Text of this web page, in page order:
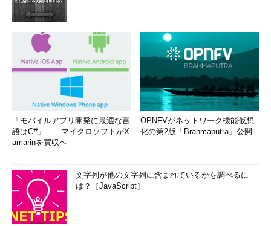
USB 2.0 Micro-AB（マイクロAB）のコネクター
USB 2.0 Mini-A（ミニA）
「モバイルアプリ開発に最適な言
語はC#」――マイクロソフトがX
amarinを買収へ
OPNFVがネットワーク機能仮想
化の第2版「Brahmaputra」公開
文字列が他の文字列に含まれているかを調べるに
は？［JavaScript］